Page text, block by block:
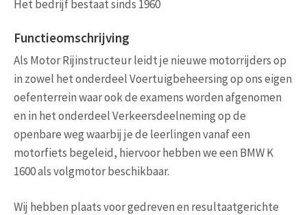
Het bedrijf bestaat sinds 1960
Functieomschrijving
Als Motor Rijinstructeur leidt je nieuwe motorrijders op
in zowel het onderdeel Voertuigbeheersing op ons eigen
oefenterrein waar ook de examens worden afgenomen
en in het onderdeel Verkeersdeelneming op de
openbare weg waarbij je de leerlingen vanaf een
motorfiets begeleid, hiervoor hebben we een BMW K
1600 als volgmotor beschikbaar.
Wij hebben plaats voor gedreven en resultaatgerichte